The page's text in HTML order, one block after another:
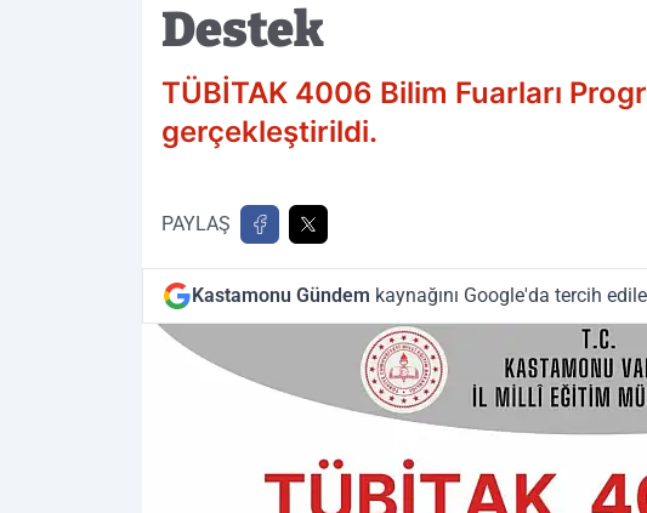
Destek
TÜBİTAK 4006 Bilim Fuarları
gerçekleştirildi.
PAYLAŞ
Kastamonu Gündem kaynağını Google'da tercih